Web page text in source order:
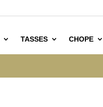
TASSES CHOPE